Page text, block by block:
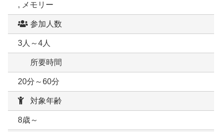
, メモリー
参加人数
3人～4人
所要時間
20分～60分
対象年齢
8歳～